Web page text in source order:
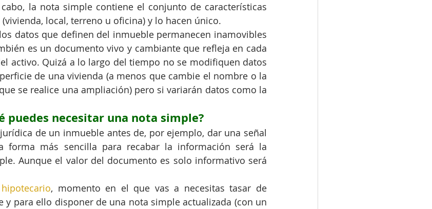
la nota simple contiene el conjunto de características
local, terreno u oficina) y lo hacen único.
datos que definen del inmueble permanecen inamovibles
es un documento vivo y cambiante que refleja en cada
activo. Quizá a lo largo del tiempo no se modifiquen datos
de una vivienda (a menos que cambie el nombre o la
se realice una ampliación) pero si variarán datos como la
puedes necesitar una nota simple?
de un inmueble antes de, por ejemplo, dar una señal
forma más sencilla para recabar la información será la
Aunque el valor del documento es solo informativo será
, momento en el que vas a necesitas tasar de
y para ello disponer de una nota simple actualizada (con un